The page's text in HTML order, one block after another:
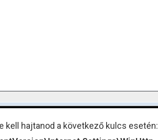
kell hajtanod a következő kulcs esetén: